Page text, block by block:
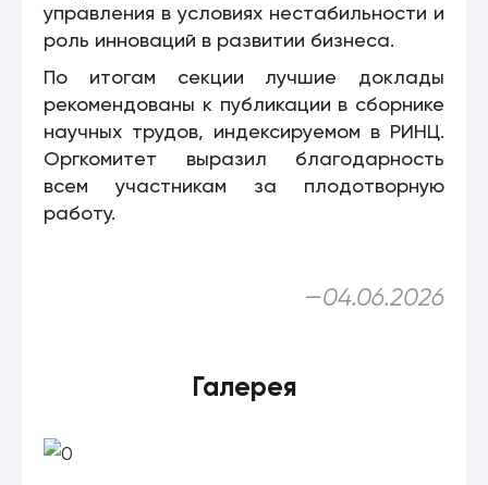
управления в условиях нестабильности и
роль инноваций в развитии бизнеса.
По итогам секции лучшие доклады
рекомендованы к публикации в сборнике
научных трудов, индексируемом в РИНЦ.
Оргкомитет выразил благодарность
всем участникам за плодотворную
работу.
—04.06.2026
Галерея